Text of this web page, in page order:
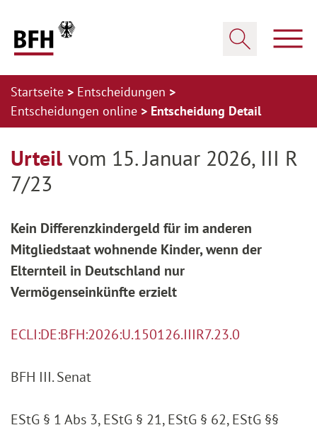
Startseite
Entscheidungen
Entscheidungen online
Entscheidung Detail
Urteil vom 15. Januar 2026, III R
7/23
Kein Differenzkindergeld für im anderen
Mitgliedstaat wohnende Kinder, wenn der
Elternteil in Deutschland nur
Vermögenseinkünfte erzielt
ECLI:DE:BFH:2026:U.150126.IIIR7.23.0
BFH III. Senat
EStG § 1 Abs 3, EStG § 21, EStG § 62, EStG §§